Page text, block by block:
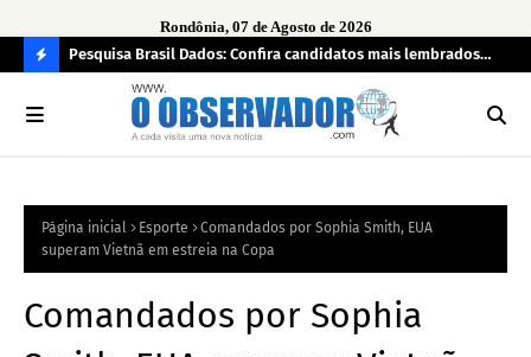
Rondônia, 07 de Agosto de 2026
O
R
Pesquisa Brasil Dados: Confira candidatos mais lembrados
pelo eleitorado de Rondônia para deputado estadual
Página inicial Esporte
Comandados por Sophia Smith, EUA
superam Vietnã em estreia na Copa
Comandados por Sophia